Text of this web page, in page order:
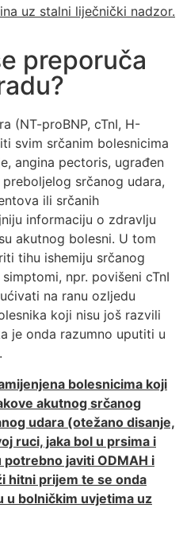
uz stalni liječnički nadzor.
preporuča
(NT-proBNP, cTnI, H-
svim srčanim bolesnicima
angina pectoris, ugrađen
srčanog udara,
ili srčanih
informaciju o zdravlju
akutnog bolesni. U tom
tihu ishemiju srčanog
npr. povišeni cTnI
na ranu ozljedu
koji nisu još razvili
je onda razumno uputiti u
bolesnicima koji
akutnog srčanog
udara (otežano disanje,
ruci, jaka bol u prsima i
javiti ODMAH i
hitni prijem te se onda
u bolničkim uvjetima uz